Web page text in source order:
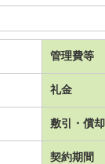
管理費等
礼金
敷引・償却
契約期間